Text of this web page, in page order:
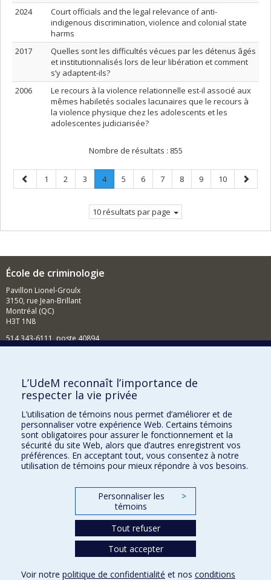
2024
Court officials and the legal relevance of anti-
indigenous discrimination, violence and colonial state
harms
2017
Quelles sont les difficultés vécues par les détenus âgés
et institutionnalisés lors de leur libération et comment
s’y adaptent-ils?
2006
Le recours à la violence relationnelle est-il associé aux
mêmes habiletés sociales lacunaires que le recours à
la violence physique chez les adolescents et les
adolescentes judiciarisée?
Nombre de résultats : 855
Page
précédente
Page
1 Page
2 Page
3 Page
4.
Page
Page
5 Page
6 Page
7 Page
8 Page
9 Page
10
Page
10 résultats par page
École de criminologie
Pavillon Lionel-Groulx
3150, rue Jean-Brillant
Montréal (QC)
H3T 1N8
514 343-6111, poste 40894
Comment soutenir l'École?
BESOIN D'AIDE?
Plan du site
Signaler une erreur
Accessibilité
FACULTÉ DES ARTS ET DES SCIENCES
Nos départements et écoles
L’UdeM reconnaît l’importance de
respecter la vie privée
L’utilisation de témoins nous permet d’améliorer et de
personnaliser votre expérience Web. Certains témoins
sont obligatoires pour assurer le fonctionnement et la
sécurité du site Web, alors que d’autres enregistrent vos
préférences. En acceptant tout, vous consentez à notre
utilisation de témoins pour mieux répondre à vos besoins.
Personnaliser les
témoins
>
Tout refuser
Tout accepter
Voir notre politique de confidentialité et nos conditions